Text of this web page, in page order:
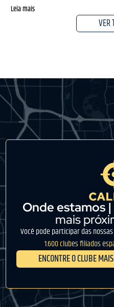
Leia mais
VER
Onde estamos |
mais
Você pode participar das
1.600 clubes filiados
ENCONTRE O CLUBE